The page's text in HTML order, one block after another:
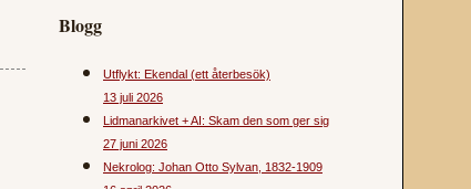
Blogg
Utflykt: Ekendal (ett återbesök)
13 juli 2026
Lidmanarkivet + AI: Skam den som ger sig
27 juni 2026
Nekrolog: Johan Otto Sylvan, 1832-1909